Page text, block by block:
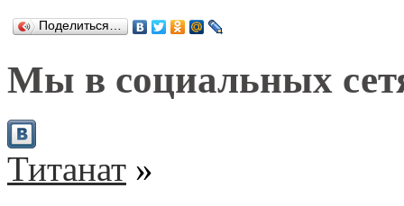
Поделиться…
Мы в социальных
Титанат »